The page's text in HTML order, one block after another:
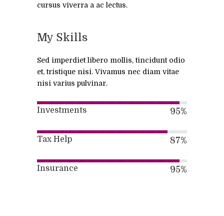
cursus viverra a ac lectus.
My Skills
Sed imperdiet libero mollis, tincidunt odio
et, tristique nisi. Vivamus nec diam vitae
nisi varius pulvinar.
Investments 95%
Tax Help 87%
Insurance 95%